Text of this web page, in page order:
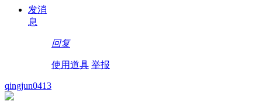
发消
息
回复
使用道具 举报
qingjun0413